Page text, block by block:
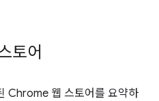
토어
Chrome 웹 스토어를 요약하